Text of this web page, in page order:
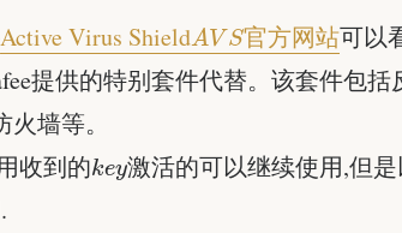
Active Virus Shield AVS 官方网站可以
提供的特别套件代替。该套件包括
墙等。
收 到 的 激 活 的
用 收 到的 k 激 活 的 可以继续使用,但